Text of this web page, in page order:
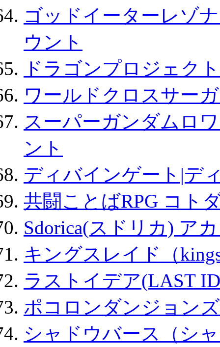
ゴッドイーターレゾ
ウント
ドラゴンプロジェク
ワールドクロスサー
スーパーガンダムロ
ント
ディバインゲート|デ
共闘ことばRPG コト
Sdorica(スドリカ) ア
キングスレイド（
ラストイデア(LAST
ポコロンダンジョン
シャドウバース（シ